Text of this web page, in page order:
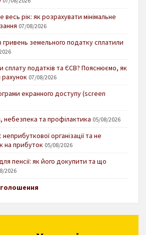
весь рік: як розрахувати мінімальне
07/08/2026
гривень земельного податку сплатили
сплату податків та ЄСВ? Пояснюємо, як
07/08/2026
екранного доступу (screen
небезпека та профілактика 05/08/2026
організації та не
на прибуток 05/08/2026
пенсії: як його докупити та що
2026